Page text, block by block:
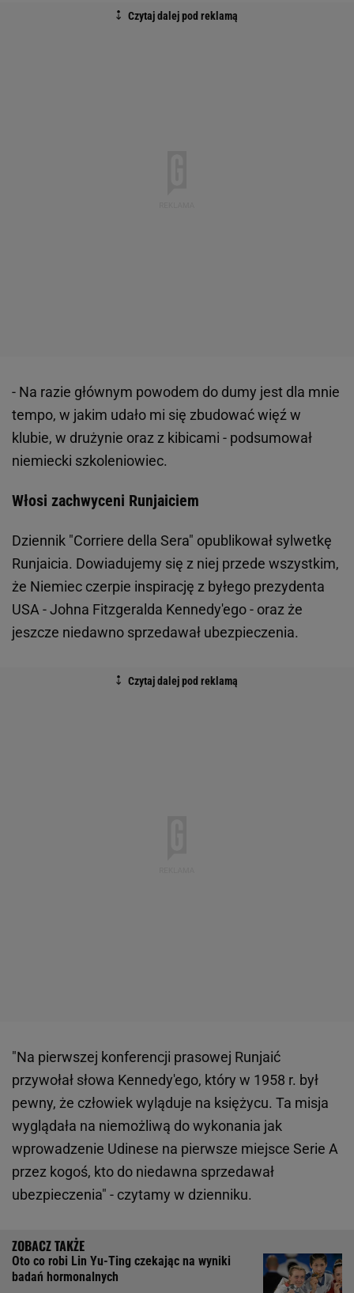
- Na razie głównym powodem do dumy jest dla mnie
tempo, w jakim udało mi się zbudować więź w
klubie, w drużynie oraz z kibicami - podsumował
niemiecki szkoleniowiec.
Włosi zachwyceni Runjaiciem
Dziennik "Corriere della Sera" opublikował sylwetkę
Runjaicia. Dowiadujemy się z niej przede wszystkim,
że Niemiec czerpie inspirację z byłego prezydenta
USA - Johna Fitzgeralda Kennedy'ego - oraz że
jeszcze niedawno sprzedawał ubezpieczenia.
"Na pierwszej konferencji prasowej Runjaić
przywołał słowa Kennedy'ego, który w 1958 r. był
pewny, że człowiek wyląduje na księżycu. Ta misja
wyglądała na niemożliwą do wykonania jak
wprowadzenie Udinese na pierwsze miejsce Serie A
przez kogoś, kto do niedawna sprzedawał
ubezpieczenia" - czytamy w dzienniku.
Oto co robi Lin Yu-Ting czekając na wyniki
badań hormonalnych